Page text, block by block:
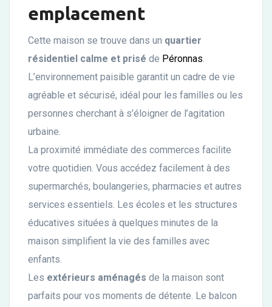
emplacement
Cette maison se trouve dans un quartier
résidentiel calme et prisé de Péronnas
L’environnement paisible garantit un cadre de vie
agréable et sécurisé, idéal pour les familles ou les
personnes cherchant à s’éloigner de l’agitation
urbaine.
La proximité immédiate des commerces facilite
votre quotidien. Vous accédez facilement à des
supermarchés, boulangeries, pharmacies et autres
services essentiels. Les écoles et les structures
éducatives situées à quelques minutes de la
maison simplifient la vie des familles avec
enfants.
Les extérieurs aménagés de la maison sont
parfaits pour vos moments de détente. Le balcon